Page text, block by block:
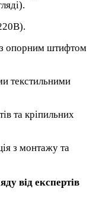
з опорним штифтом
текстильними
та кріпильних
з монтажу та
від експертів